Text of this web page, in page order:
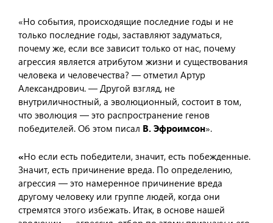
«Но события, происходящие последние годы и не
только последние годы, заставляют задуматься,
почему же, если все зависит только от нас, почему
агрессия является атрибутом жизни и существования
человека и человечества? — отметил Артур
Александрович. — Другой взгляд, не
внутриличностный, а эволюционный, состоит в том,
что эволюция — это распространение генов
победителей. Об этом писал В. Эфроимсон».
«Но если есть победители, значит, есть побежденные.
Значит, есть причинение вреда. По определению,
агрессия — это намеренное причинение вреда
другому человеку или группе людей, когда они
стремятся этого избежать. Итак, в основе нашей